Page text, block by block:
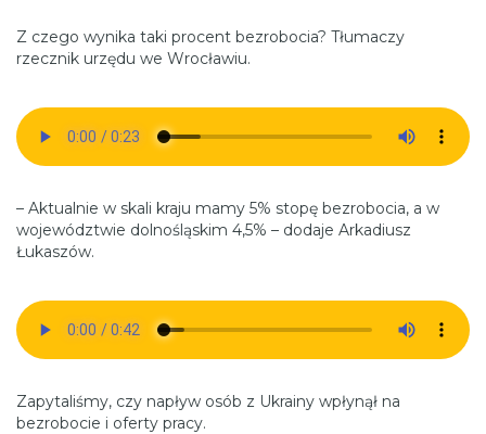
Z czego wynika taki procent bezrobocia? Tłumaczy
rzecznik urzędu we Wrocławiu.
– Aktualnie w skali kraju mamy 5% stopę bezrobocia, a w
województwie dolnośląskim 4,5% – dodaje Arkadiusz
Łukaszów.
Zapytaliśmy, czy napływ osób z Ukrainy wpłynął na
bezrobocie i oferty pracy.